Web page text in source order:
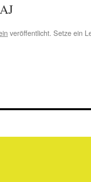
veröffentlicht. Setze ein